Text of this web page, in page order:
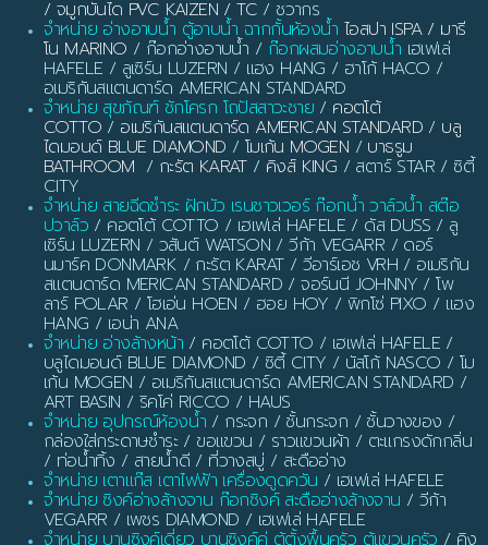
/ จมูกบันได PVC KAIZEN / TC / ชวากร
จำหน่าย อ่างอาบน้ำ ตู้อาบน้ำ ฉากกั้นห้องน้ำ ไอสปา ISPA / มารี
โน MARINO / ก๊อกอ่างอาบน้ำ / ก๊อกผสมอ่างอาบน้ำ เฮเฟเล่
HAFELE / ลูเซิร์น LUZERN / แฮง HANG / ฮาโก้ HACO /
อเมริกันสแตนดาร์ด AMERICAN STANDARD
จำหน่าย สุขภัณฑ์ ชักโครก โถปัสสาวะชาย / คอตโต้
COTTO / อเมริกันสแตนดาร์ด AMERICAN STANDARD / บลู
ไดมอนด์ BLUE DIAMOND / โมเก้น MOGEN / บาธรูม
BATHROOM / กะรัต KARAT/ คิงส์ KING / สตาร์ STAR / ซิตี้
CITY
จำหน่าย สายฉีดชำระ ฝักบัว เรนชาวเวอร์ ก๊อกน้ำ วาล์วน้ำ สต๊อ
ปวาล์ว / คอตโต้ COTTO / เฮเฟเล่ HAFELE / ดัส DUSS / ลู
เซิร์น LUZERN / วสันต์ WATSON / วีก้า VEGARR / ดอร์
นมาร์ค DONMARK / กะรัต KARAT / วีอาร์เอช VRH / อเมริกัน
สแตนดาร์ด MERICAN STANDARD / จอร์นนี JOHNNY / โพ
ลาร์ POLAR / โฮเอ่น HOEN / ฮอย HOY / พิกโซ่ PIXO / แฮง
HANG / เอน่า ANA
จำหน่าย อ่างล้างหน้า / คอตโต้ COTTO / เฮเฟเล่ HAFELE /
บลูไดมอนด์ BLUE DIAMOND / ซิตี้ CITY / นัสโก้ NASCO / โม
เก้น MOGEN / อเมริกันสแตนดาร์ด AMERICAN STANDARD /
ART BASIN / ริคโค่ RICCO / HAUS
จำหน่าย อุปกรณ์ห้องน้ำ / กระจก / ชั้นกระจก / ชั้นวางของ /
กล่องใส่กระดาษชำระ / ขอแขวน / ราวแขวนผ้า / ตะแกรงดักกลิ่น
/ ท่อน้ำทิ้ง / สายน้ำดี / ที่วางสบู่ / สะดืออ่าง
จำหน่าย เตาแก๊ส เตาไฟฟ้า เครื่องดูดควัน / เฮเฟเล่ HAFELE
จำหน่าย ซิงค์อ่างล้างจาน ก๊อกซิงค์ สะดืออ่างล้างจาน / วีก้า
VEGARR / เพชร DIAMOND / เฮเฟเล่ HAFELE